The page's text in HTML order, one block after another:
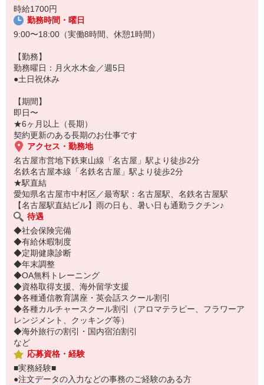
時給1700円
勤務時間・曜日
9:00〜18:00（実働8時間、休憩1時間）
【勤務】
勤務曜日：月火水木金／週5日
●土日祝休み
【期間】
即日〜
★6ヶ月以上（長期）
契約更新のある長期のお仕事です
アクセス・勤務地
名古屋市営地下鉄東山線「名古屋」駅より徒歩2分
名鉄名古屋本線「名鉄名古屋」駅より徒歩2分
★駅直結
愛知県名古屋市中村区／最寄駅：名古屋駅、名鉄名古屋駅
【名古屋駅直結ビル】雨の日も、暑い日も通勤ラクチン♪
待遇
◆社会保険完備
◆有給休暇制度
◆定期健康診断
◆年末調整
◆OA無料トレーニング
◆資格取得支援、海外留学支援
◆各種通信教育講座・英会話スクール割引
◆各種カルチャースクール割引（アロマテラピー、フラワーア
レンジメント、クッキング等）
◆海外旅行の割引・国内宿泊割引
など
応募資格・経験
■実務経験■
●注文データの入力などの事務のご経験のある方